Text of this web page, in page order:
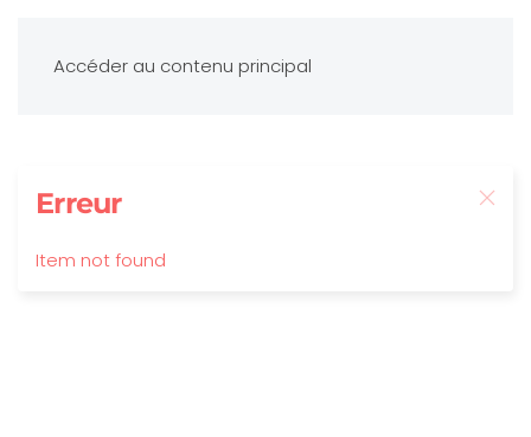
Accéder au contenu principal
Erreur
Item not found